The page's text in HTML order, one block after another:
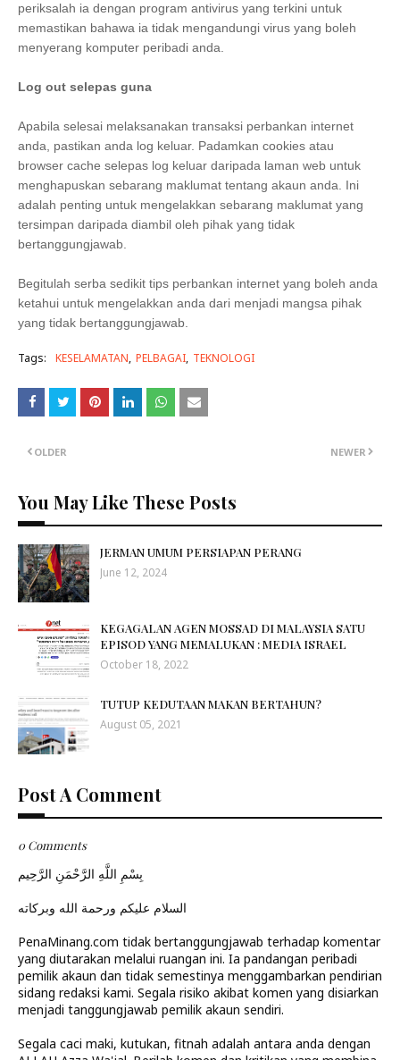
periksalah ia dengan program antivirus yang terkini untuk
memastikan bahawa ia tidak mengandungi virus yang boleh
menyerang komputer peribadi anda.
Log out selepas guna
Apabila selesai melaksanakan transaksi perbankan internet
anda, pastikan anda log keluar. Padamkan cookies atau
browser cache selepas log keluar daripada laman web untuk
menghapuskan sebarang maklumat tentang akaun anda. Ini
adalah penting untuk mengelakkan sebarang maklumat yang
tersimpan daripada diambil oleh pihak yang tidak
bertanggungjawab.
Begitulah serba sedikit tips perbankan internet yang boleh anda
ketahui untuk mengelakkan anda dari menjadi mangsa pihak
yang tidak bertanggungjawab.
Tags: KESELAMATAN PELBAGAI TEKNOLOGI
NEWER
OLDER
You May Like These Posts
JERMAN UMUM PERSIAPAN PERANG
June 12, 2024
KEGAGALAN AGEN MOSSAD DI MALAYSIA SATU
EPISOD YANG MEMALUKAN : MEDIA ISRAEL
October 18, 2022
TUTUP KEDUTAAN MAKAN BERTAHUN?
August 05, 2021
Post A Comment
0 Comments
بِسْمِ اللَّهِ الرَّحْمَنِ الرَّحِيم
السلام عليكم ورحمة الله وبركاته
PenaMinang.com tidak bertanggungjawab terhadap komentar
yang diutarakan melalui ruangan ini. Ia pandangan peribadi
pemilik akaun dan tidak semestinya menggambarkan pendirian
sidang redaksi kami. Segala risiko akibat komen yang disiarkan
menjadi tanggungjawab pemilik akaun sendiri.
Segala caci maki, kutukan, fitnah adalah antara anda dengan